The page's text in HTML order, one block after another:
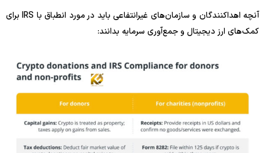
آنچه اهداکنندگان و سازمان‌های غیرانتفاعی باید در مورد انطباق با IRS برای
کمک‌های ارز دیجیتال و جمع‌آوری سرمایه بدانند: